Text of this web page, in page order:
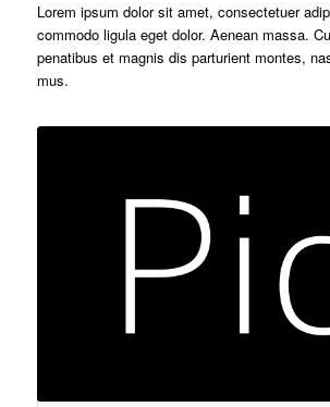
Lorem ipsum dolor sit amet, consectetuer
commodo ligula eget dolor. Aenean massa.
penatibus et magnis dis parturient montes,
mus.